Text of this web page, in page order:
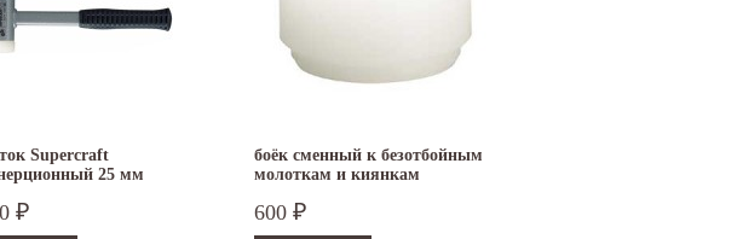
Supercraft
25 мм
₽
боёк сменный к безотбойным
молоткам и киянкам
600 ₽